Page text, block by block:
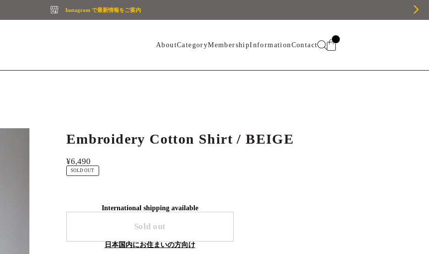
Instagram で最新情報をご案内
AboutCategoryMembershipInformation Contact
Embroidery Cotton Shirt / BEIGE
¥6,490
SOLD OUT
International shipping available
Sold out
日本国内にお住まいの方向け